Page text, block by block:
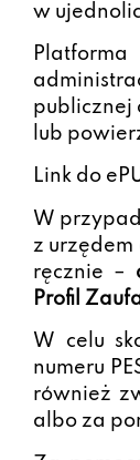
w
publicznej
lub
Link do
W
z urzędem
ręcznie –
Profil
W celu
numeru
również
albo za